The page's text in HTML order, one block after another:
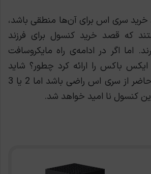
خرید سری اس برای آن‌ها منطقی باشد،
که قصد خرید کنسول برای فرزند
اما اگر در ادامه‌ی راه مایکروسافت
باکس را ارائه کرد چطور؟ شاید
فرزند شما در حال حاضر از سری اس راضی باشد اما 2 یا 3
کنسول نا امید خواهد شد.